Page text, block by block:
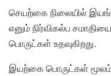
செயற்கை நிலையில்
எனும் நிர்விகல்ப
பொருட்கள் உதவுகிறது.
இயற்கை பொருட்கள்